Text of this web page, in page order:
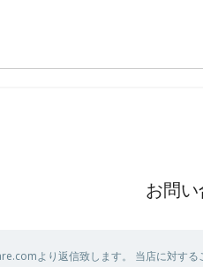
お問
より返信致します。 当店に対する